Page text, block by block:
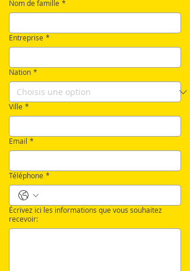
Nom de famille *
Entreprise *
Nation *
Ville *
Email *
Téléphone *
Écrivez ici les informations que vous souhaitez
recevoir: